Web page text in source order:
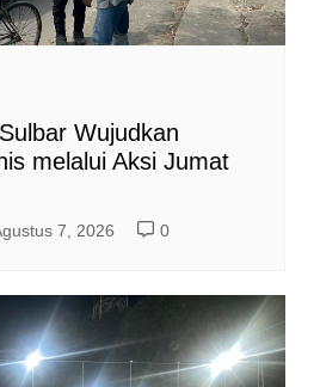
Wujudkan
melalui Aksi Jumat
7, 2026 0